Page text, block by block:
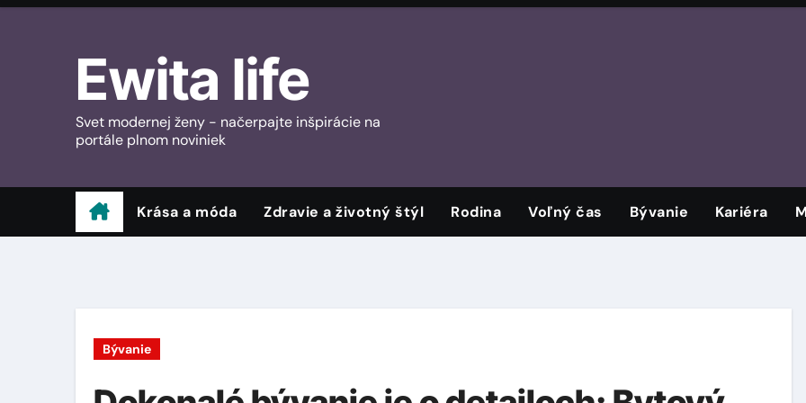
Skip
Ewita life
Svet modernej ženy - načerpajte inšpirácie na
portále plnom noviniek
Krása a móda Zdravie a životný štýl Rodina Voľný čas Bývanie Kariéra
Bývanie